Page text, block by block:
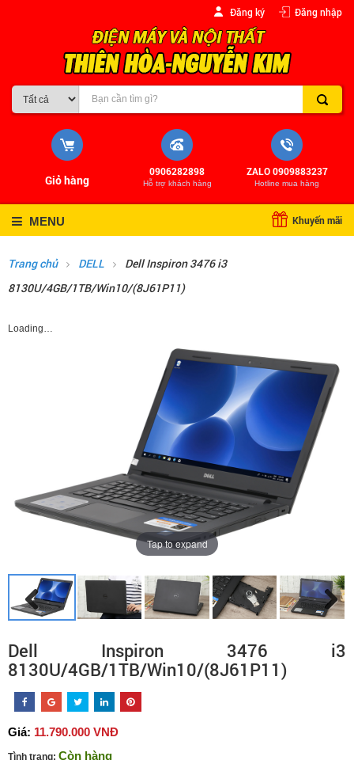
Đăng ký Đăng nhập
ZALO 0909883237
Hotline mua hàng
0906282898
Hỗ trợ khách hàng
Giỏ hàng
Khuyến mãi
MENU
Trang chủ DELL
Dell Inspiron 3476 i3
8130U/4GB/1TB/Win10/(8J61P11)
Loading…
Tap to expand
Dell Inspiron 3476 i3
8130U/4GB/1TB/Win10/(8J61P11)
Giá: 11.790.000 VNĐ
Tình trạng: Còn hàng